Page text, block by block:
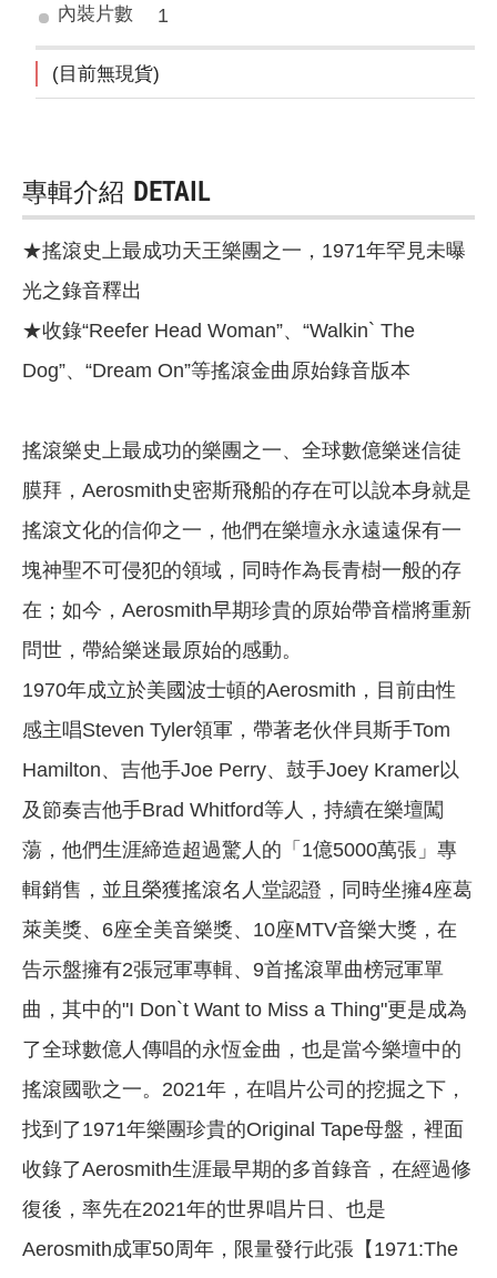
內裝片數 1
(目前無現貨)
專輯介紹 DETAIL
★搖滾史上最成功天王樂團之一，1971年罕見未曝
光之錄音釋出
★收錄“Reefer Head Woman”、“Walkin` The
Dog”、“Dream On”等搖滾金曲原始錄音版本
搖滾樂史上最成功的樂團之一、全球數億樂迷信徒
膜拜，Aerosmith史密斯飛船的存在可以說本身就是
搖滾文化的信仰之一，他們在樂壇永永遠遠保有一
塊神聖不可侵犯的領域，同時作為長青樹一般的存
在；如今，Aerosmith早期珍貴的原始帶音檔將重新
問世，帶給樂迷最原始的感動。
1970年成立於美國波士頓的Aerosmith，目前由性
感主唱Steven Tyler領軍，帶著老伙伴貝斯手Tom
Hamilton、吉他手Joe Perry、鼓手Joey Kramer以
及節奏吉他手Brad Whitford等人，持續在樂壇闖
蕩，他們生涯締造超過驚人的「1億5000萬張」專
輯銷售，並且榮獲搖滾名人堂認證，同時坐擁4座葛
萊美獎、6座全美音樂獎、10座MTV音樂大獎，在
告示盤擁有2張冠軍專輯、9首搖滾單曲榜冠軍單
曲，其中的"I Don`t Want to Miss a Thing"更是成為
了全球數億人傳唱的永恆金曲，也是當今樂壇中的
搖滾國歌之一。2021年，在唱片公司的挖掘之下，
找到了1971年樂團珍貴的Original Tape母盤，裡面
收錄了Aerosmith生涯最早期的多首錄音，在經過修
復後，率先在2021年的世界唱片日、也是
Aerosmith成軍50周年，限量發行此張【1971:The